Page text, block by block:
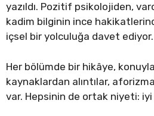
yazıldı. Pozitif psikolojiden,
kadim bilginin ince
içsel bir yolculuğa davet ediyor.
Her bölümde bir hikâye,
kaynaklardan alıntılar,
var. Hepsinin de ortak niyeti: